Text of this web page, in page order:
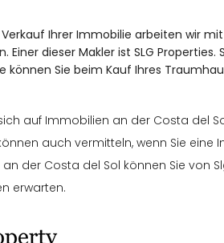
Ihrer Immobilie arbeiten wir
Einer dieser Makler ist SLG
können Sie beim Kauf Ihres
auf Immobilien an der Costa del
auch vermitteln, wenn Sie
an der Costa del Sol können Sie von
erwarten.